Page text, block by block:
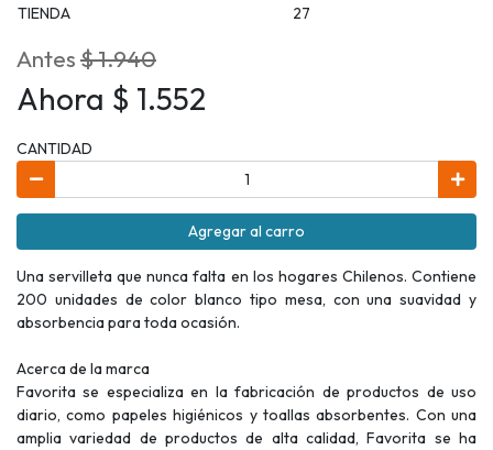
TIENDA
27
Antes$ 1.940
Ahora $ 1.552
CANTIDAD
Agregar al carro
Una servilleta que nunca falta en los hogares Chilenos. Contiene
200 unidades de color blanco tipo mesa, con una suavidad y
absorbencia para toda ocasión.
Acerca de la marca
Favorita se especializa en la fabricación de productos de uso
diario, como papeles higiénicos y toallas absorbentes. Con una
amplia variedad de productos de alta calidad, Favorita se ha